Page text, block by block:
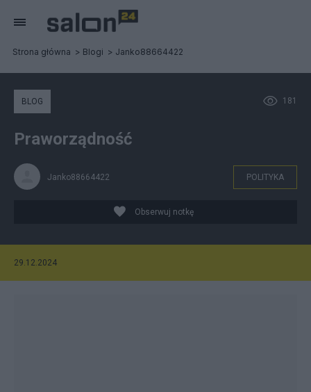
Strona główna Blogi Janko88664422
181
BLOG
Praworządność
Janko88664422 POLITYKA
Obserwuj notkę
29.12.2024